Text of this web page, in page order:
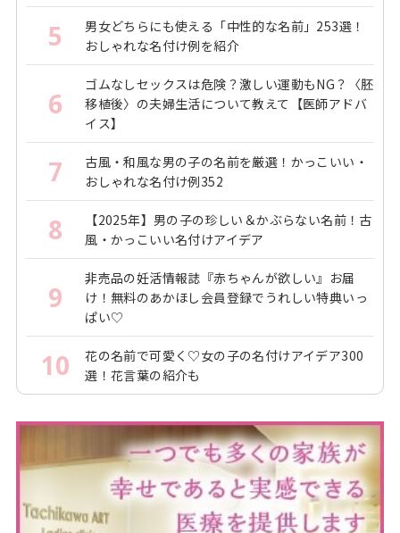
5
男女どちらにも使える「中性的な名前」253選！
おしゃれな名付け例を紹介
6
ゴムなしセックスは危険？激しい運動もNG？〈胚
移植後〉の夫婦生活について教えて【医師アドバ
イス】
7
古風・和風な男の子の名前を厳選！かっこいい・
おしゃれな名付け例352
8
【2025年】男の子の珍しい＆かぶらない名前！古
風・かっこいい名付けアイデア
9
非売品の妊活情報誌『赤ちゃんが欲しい』お届
け！無料のあかほし会員登録でうれしい特典いっ
ぱい♡
10
花の名前で可愛く♡女の子の名付けアイデア300
選！花言葉の紹介も